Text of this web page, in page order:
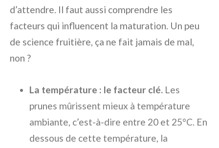
d’attendre. Il faut aussi comprendre les
facteurs qui influencent la maturation. Un peu
de science fruitière, ça ne fait jamais de mal,
non ?
La température : le facteur clé. Les
prunes mûrissent mieux à température
ambiante, c’est-à-dire entre 20 et 25°C. En
dessous de cette température, la